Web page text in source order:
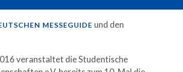
MESSEGUIDE und den
veranstaltet die Studentische